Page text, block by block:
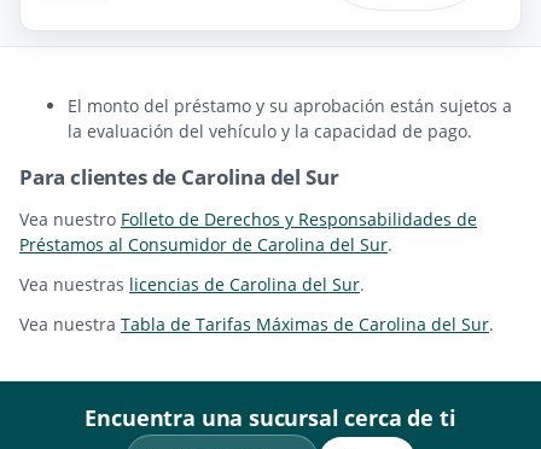
El monto del préstamo y su aprobación están sujetos a
la evaluación del vehículo y la capacidad de pago.
Para clientes de Carolina del Sur
Vea nuestro Folleto de Derechos y Responsabilidades de
Préstamos al Consumidor de Carolina del Sur.
Vea nuestras licencias de Carolina del Sur.
Vea nuestra Tabla de Tarifas Máximas de Carolina del Sur.
Encuentra una sucursal cerca de ti